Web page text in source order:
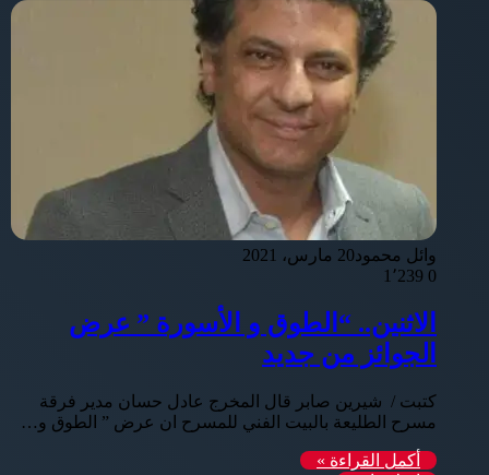
وائل محمود 20 مارس، 2021
0
الاثنين.. “الطوق و الأسورة ” عرض
الجوائز من جديد
كتبت / شيرين صابر قال المخرج عادل حسان مدير فرقة
مسرح الطليعة بالبيت الفني للمسرح ان عرض ” الطوق و…
أكمل القراءة »